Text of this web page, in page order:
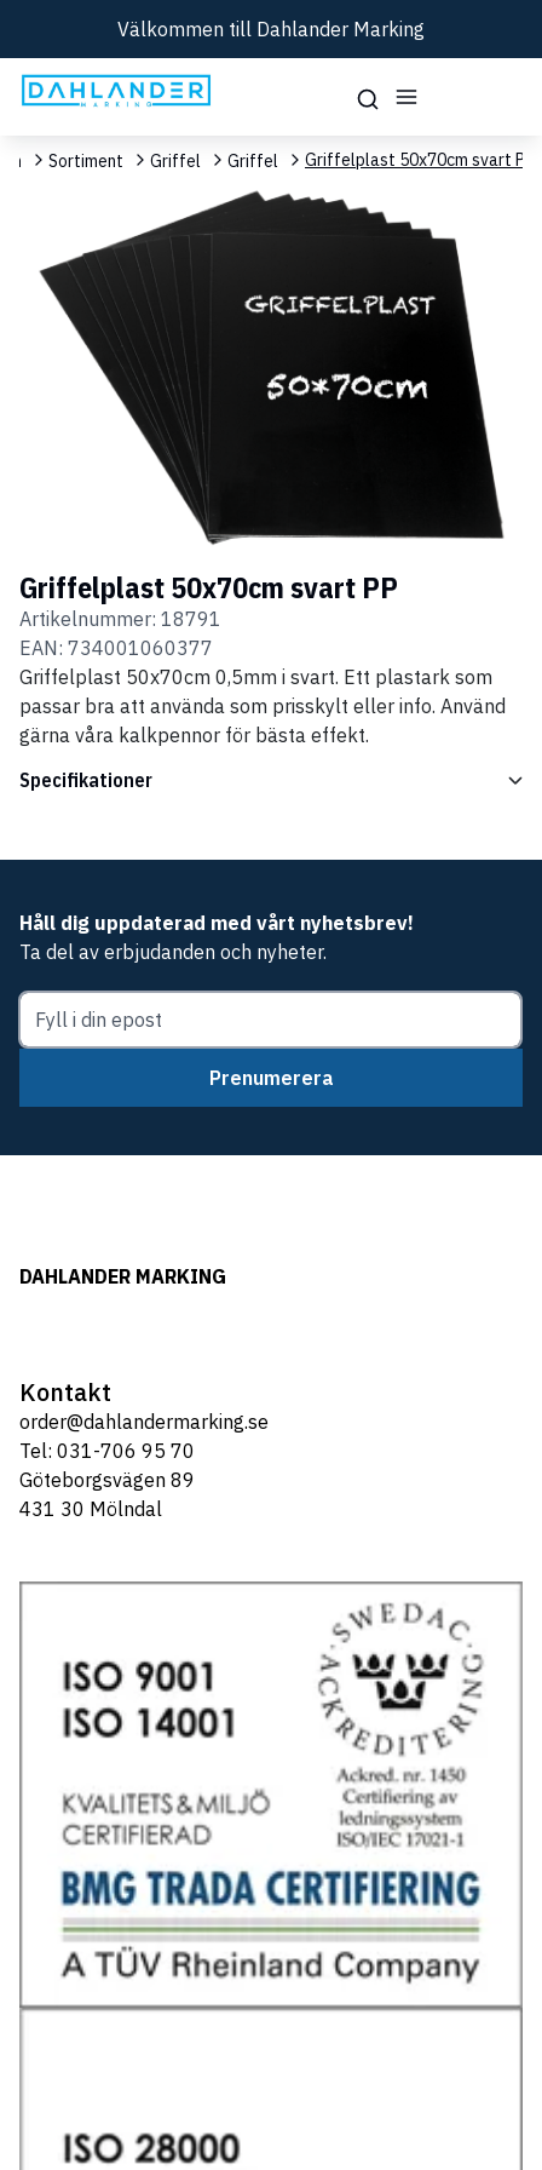
Välkommen till Dahlander Marking
Sortiment Griffel Griffel Griffelplast 50x70cm svart PP
Griffelplast 50x70cm svart PP
Artikelnummer: 18791
EAN: 734001060377
Griffelplast 50x70cm 0,5mm i svart. Ett plastark som
passar bra att använda som prisskylt eller info. Använd
gärna våra kalkpennor för bästa effekt.
Specifikationer
Håll dig uppdaterad med vårt nyhetsbrev!
Ta del av erbjudanden och nyheter.
Prenumerera
DAHLANDER MARKING
Kontakt
order@dahlandermarking.se
Tel: 031-706 95 70
Göteborgsvägen 89
431 30 Mölndal